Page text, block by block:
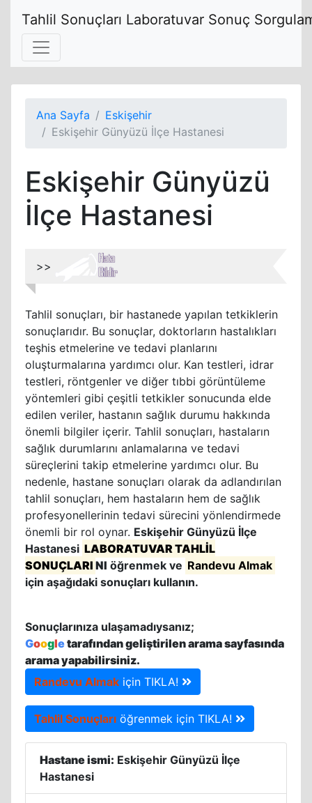
Tahlil Sonuçları Laboratuvar Sonuç
Ana Sayfa
Eskişehir
Eskişehir Günyüzü İlçe Hastanesi
Eskişehir Günyüzü
İlçe Hastanesi
>>
Tahlil sonuçları, bir hastanede yapılan tetkiklerin
sonuçlarıdır. Bu sonuçlar, doktorların hastalıkları
teşhis etmelerine ve tedavi planlarını
oluşturmalarına yardımcı olur. Kan testleri, idrar
testleri, röntgenler ve diğer tıbbi görüntüleme
yöntemleri gibi çeşitli tetkikler sonucunda elde
edilen veriler, hastanın sağlık durumu hakkında
önemli bilgiler içerir. Tahlil sonuçları, hastaların
sağlık durumlarını anlamalarına ve tedavi
süreçlerini takip etmelerine yardımcı olur. Bu
nedenle, hastane sonuçları olarak da adlandırılan
tahlil sonuçları, hem hastaların hem de sağlık
profesyonellerinin tedavi sürecini yönlendirmede
önemli bir rol oynar. Eskişehir Günyüzü İlçe
Hastanesi LABORATUVAR TAHLİL
SONUÇLARI NI öğrenmek ve Randevu Almak
için aşağıdaki sonuçları kullanın.
Sonuçlarınıza ulaşamadıysanız;
Googletarafından geliştirilen arama sayfasında
arama yapabilirsiniz.
Randevu Almak için TIKLA!
Tahlil Sonuçları öğrenmek için TIKLA!
Hastane ismi: Eskişehir Günyüzü İlçe
Hastanesi